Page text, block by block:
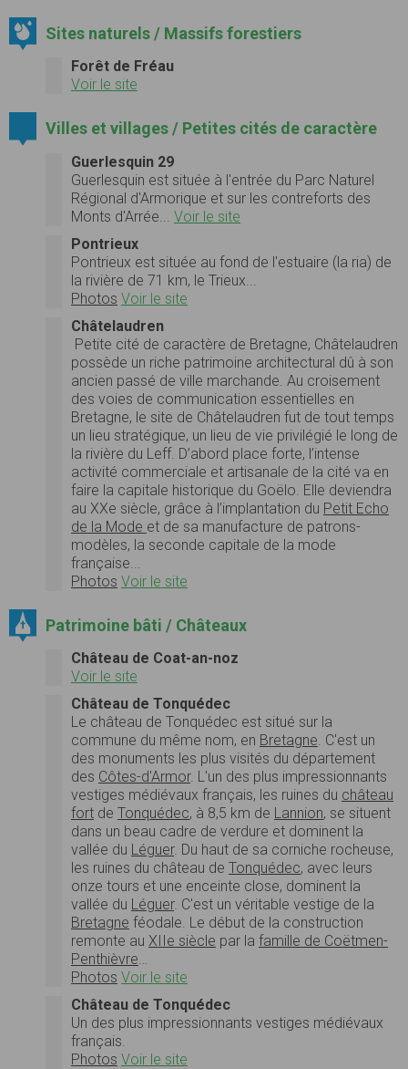
Sites naturels / Massifs forestiers
Forêt de Fréau
Voir le site
Villes et villages / Petites cités de caractère
Guerlesquin 29
Guerlesquin est située à l'entrée du Parc Naturel
Régional d'Armorique et sur les contreforts des
Monts d'Arrée... Voir le site
Pontrieux
Pontrieux est située au fond de l'estuaire (la ria) de
la rivière de 71 km, le Trieux...
Photos Voir le site
Châtelaudren
Petite cité de caractère de Bretagne, Châtelaudren
possède un riche patrimoine architectural dû à son
ancien passé de ville marchande. Au croisement
des voies de communication essentielles en
Bretagne, le site de Châtelaudren fut de tout temps
un lieu stratégique, un lieu de vie privilégié le long de
la rivière du Leff. D’abord place forte, l’intense
activité commerciale et artisanale de la cité va en
faire la capitale historique du Goëlo. Elle deviendra
au XXe siècle, grâce à l’implantation du Petit Echo
de la Mode et de sa manufacture de patrons-
modèles, la seconde capitale de la mode
française...
Photos Voir le site
Patrimoine bâti / Châteaux
Château de Coat-an-noz
Voir le site
Château de Tonquédec
Le château de Tonquédec est situé sur la
commune du même nom, en Bretagne . C'est un
des monuments les plus visités du département
des Côtes-d'Armor. L'un des plus impressionnants
vestiges médiévaux français, les ruines du château
fort de Tonquédec, à 8,5 km de Lannion, se situent
dans un beau cadre de verdure et dominent la
vallée du Léguer. Du haut de sa corniche rocheuse,
les ruines du château de Tonquédec, avec leurs
onze tours et une enceinte close, dominent la
vallée du Léguer. C'est un véritable vestige de la
Bretagne féodale. Le début de la construction
remonte au XIIe siècle par la famille de Coëtmen-
Penthièvre
Photos Voir le site
Château de Tonquédec
Un des plus impressionnants vestiges médiévaux
français.
Photos Voir le site